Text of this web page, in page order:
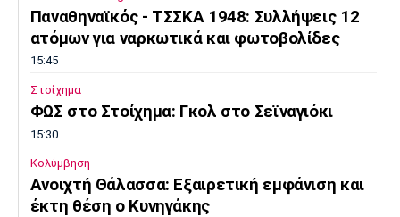
Παναθηναϊκός - ΤΣΣΚΑ 1948: Συλλήψεις 12
ατόμων για ναρκωτικά και φωτοβολίδες
15:45
Στοίχημα
ΦΩΣ στο Στοίχημα: Γκολ στο Σεϊναγιόκι
15:30
Κολύμβηση
Ανοιχτή Θάλασσα: Εξαιρετική εμφάνιση και
έκτη θέση ο Κυνηγάκης